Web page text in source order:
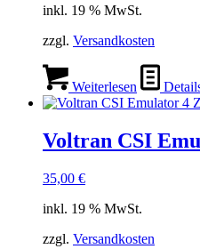
inkl. 19 % MwSt.
zzgl. Versandkosten
Weiterlesen
Voltran CSI
35,00 €
inkl. 19 % MwSt.
zzgl. Versandkosten